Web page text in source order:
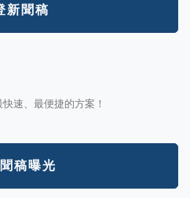
新聞稿
速、最便捷的方案！
稿曝光